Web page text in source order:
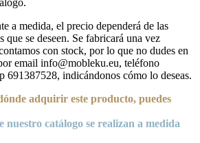
a medida, el precio dependerá de las
que se deseen. Se fabricará una vez
con stock, por lo que no dudes en
email info@mobleku.eu, teléfono
691387528, indicándonos cómo lo deseas.
adquirir este producto, puedes
nuestro catálogo se realizan a medida